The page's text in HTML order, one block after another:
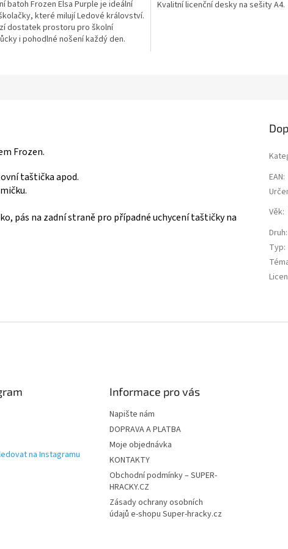
batoh Frozen Elsa Purple je ideální
které milují Ledové království.
dostatek prostoru pro školní
i pohodlné nošení každý den.
Kvalitní licenční desky na sešity A4.
Frozen.
taštička apod.
pás na zadní straně pro případné uchycení taštičky na
EAN:
Věk:
Druh:
Typ:
na Instagramu
Informace pro vás
Napište nám
DOPRAVA A PLATBA
Moje objednávka
KONTAKTY
Obchodní podmínky – SUPER-
HRACKY.CZ
Zásady ochrany osobních
údajů e-shopu Super-hracky.cz